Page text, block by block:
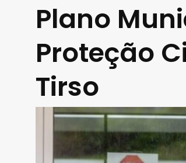
Plano
Proteção
Tirso